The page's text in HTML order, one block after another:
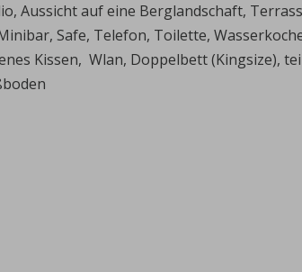
Aussicht auf eine Berglandschaft,
Safe, Telefon, Toilette,
Kissen, Wlan, Doppelbett (Kingsize),